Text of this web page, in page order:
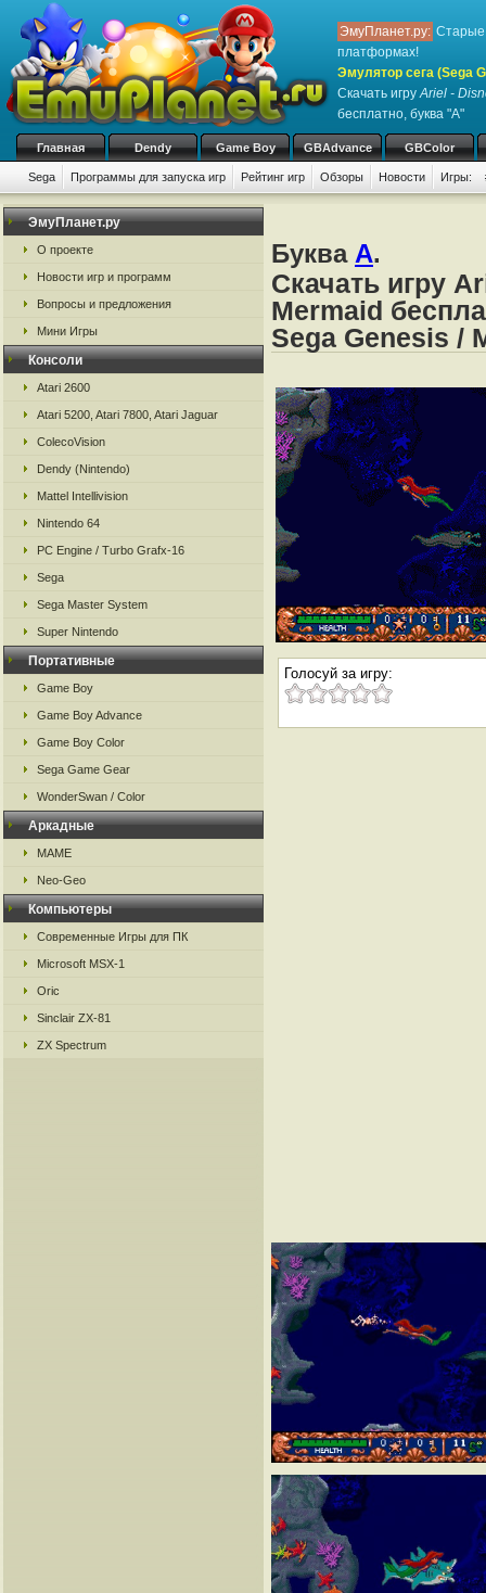
ЭмуПланет.ру: Старые
платформах!
Эмулятор сега (Sega
Скачать игруAriel -
бесплатно, буква "A"
Главная Dendy Game Boy GBAdvance GBColor
Sega Программы для запуска игр Рейтинг игр Обзоры Новости Игры:
ЭмуПланет.ру
О проекте
Новости игр и программ
Вопросы и предложения
Мини Игры
Консоли
Atari 2600
Atari 5200, Atari 7800, Atari Jaguar
ColecoVision
Dendy (Nintendo)
Mattel Intellivision
Nintendo 64
PC Engine / Turbo Grafx-16
Sega
Sega Master System
Super Nintendo
Портативные
Game Boy
Game Boy Advance
Game Boy Color
Sega Game Gear
WonderSwan / Color
Аркадные
MAME
Neo-Geo
Компьютеры
Современные Игры для ПК
Microsoft MSX-1
Oric
Sinclair ZX-81
ZX Spectrum
Буква A.
Скачать игру
Mermaid
Sega Genesis /
Голосуй за игру: